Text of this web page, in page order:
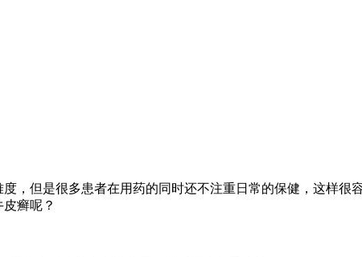
，但是很多患者在用药的同时还不注重日常的保健，这样很
癣呢？